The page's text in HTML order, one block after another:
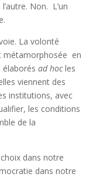
l’autre. Non. L’un
La volonté
métamorphosée en
élaborés ad hocles
viennent des
institutions, avec
les conditions
de la
dans notre
dans notre